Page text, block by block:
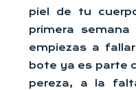
piel de tu
primera
empiezas a
bote ya es parte
pereza, a la